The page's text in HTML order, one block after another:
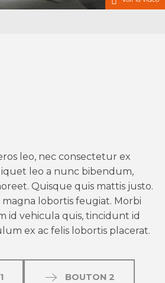
aux favoris
leo, nec consectetur ex
leo a nunc bibendum,
Quisque quis mattis justo.
lobortis feugiat. Morbi
id vehicula quis, tincidunt id
ex ac felis lobortis placerat.
BOUTON 2